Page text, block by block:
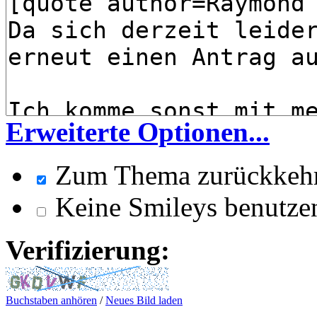
Erweiterte Optionen...
Zum Thema
Keine Smileys
Verifizierung:
Buchstaben anhören /Neues Bild laden